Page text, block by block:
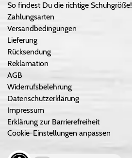
So findest Du die richtige Schuhgröße!
Zahlungsarten
Versandbedingungen
Lieferung
Rücksendung
Reklamation
AGB
Widerrufsbelehrung
Datenschutzerklärung
Impressum
Erklärung zur Barrierefreiheit
Cookie-Einstellungen anpassen